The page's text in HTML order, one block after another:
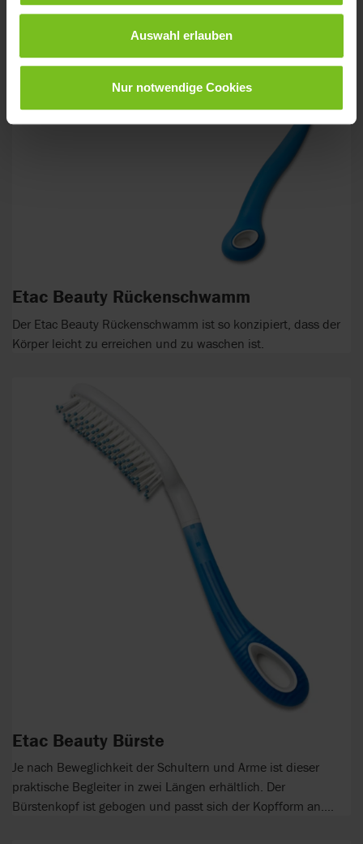
Auswahl erlauben
Nur notwendige Cookies
Etac Beauty Rückenschwamm
Der Etac Beauty Rückenschwamm ist so konzipiert, dass der
Körper leicht zu erreichen und zu waschen ist.
Etac Beauty Bürste
Je nach Beweglichkeit der Schultern und Arme ist dieser
praktische Begleiter in zwei Längen erhältlich. Der
Bürstenkopf ist gebogen und passt sich der Kopfform an....